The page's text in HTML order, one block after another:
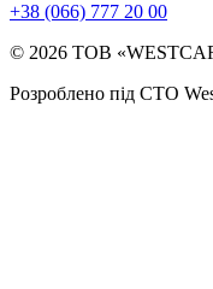
+38 (066) 777 20 00
© 2026 ТОВ
Розроблено під СТО